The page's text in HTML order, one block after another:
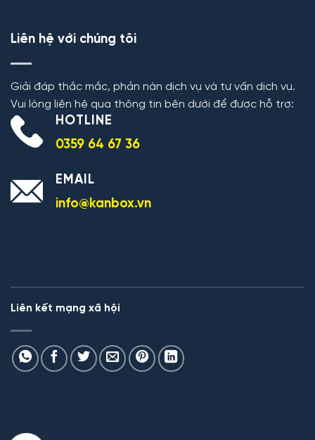
Liên hệ với chúng tôi
Giải đáp thắc mắc, phản nàn dịch vụ và tư vấn dịch vụ.
Vui lòng liên hệ qua thông tin bên dưới để được hỗ trợ:
HOTLINE
0359 64 67 36
EMAIL
info@kanbox.vn
Liên kết mạng xã hội